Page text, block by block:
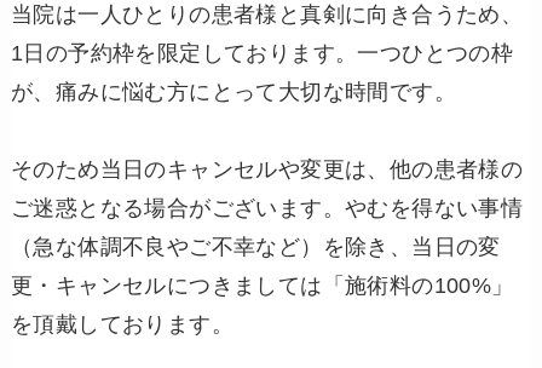
当院は一人ひとりの患者様と真剣に向き合うため、
1日の予約枠を限定しております。一つひとつの枠
が、痛みに悩む方にとって大切な時間です。
そのため当日のキャンセルや変更は、他の患者様の
ご迷惑となる場合がございます。やむを得ない事情
（急な体調不良やご不幸など）を除き、当日の変
更・キャンセルにつきましては「施術料の100%」
を頂戴しております。